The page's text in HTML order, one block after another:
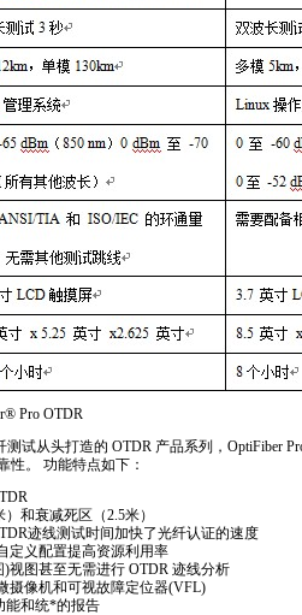
Pro OTDR
测试从头打造的 OTDR 产品系列，OptiFiber
性。 功能特点如下：
和衰减死区（2.5米）
迹线测试时间加快了光纤认证的速度
定义配置提高资源利用率
视图甚至无需进行 OTDR 迹线分析
摄像机和可视故障定位器(VFL)
能和统*的报告